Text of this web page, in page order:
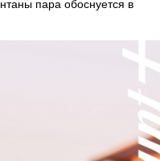
пара обоснуется в